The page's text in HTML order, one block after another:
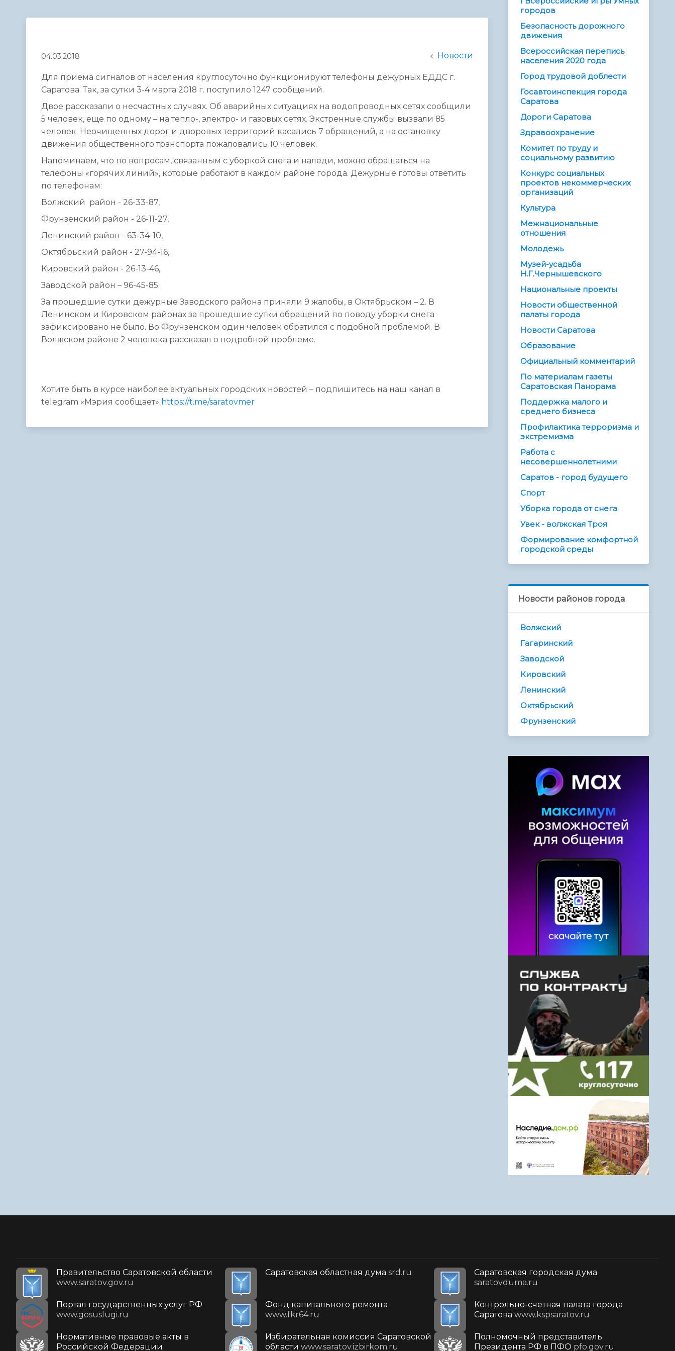
администрации
04.03.2018 Новости
Для приема сигналов от населения круглосуточно функционируют телефоны дежурных ЕДДС г.
Саратова. Так, за сутки 3-4 марта 2018 г. поступило 1247 сообщений.
Двое рассказали о несчастных случаях. Об аварийных ситуациях на водопроводных сетях сообщили
5 человек, еще по одному – на тепло-, электро- и газовых сетях. Экстренные службы вызвали 85
человек. Неочищенных дорог и дворовых территорий касались 7 обращений, а на остановку
движения общественного транспорта пожаловались 10 человек.
Напоминаем, что по вопросам, связанным с уборкой снега и наледи, можно обращаться на
телефоны «горячих линий», которые работают в каждом районе города. Дежурные готовы ответить
по телефонам:
Волжский район - 26-33-87,
Фрунзенский район - 26-11-27,
Ленинский район - 63-34-10,
Октябрьский район - 27-94-16,
Кировский район - 26-13-46,
Заводской район – 96-45-85.
За прошедшие сутки дежурные Заводского района приняли 9 жалобы, в Октябрьском – 2. В
Ленинском и Кировском районах за прошедшие сутки обращений по поводу уборки снега
зафиксировано не было. Во Фрунзенском один человек обратился с подобной проблемой. В
Волжском районе 2 человека рассказал о подробной проблеме.
Хотите быть в курсе наиболее актуальных городских новостей – подпишитесь на наш канал в
telegram «Мэрия сообщает» https://t.me/saratovmer
городов
Безопасность дорожного
движения
Всероссийская перепись
населения 2020 года
Город трудовой доблести
Госавтоинспекция города
Саратова
Дороги Саратова
Здравоохранение
Комитет по труду и
социальному развитию
Конкурс социальных
проектов некоммерческих
организаций
Культура
Межнациональные
отношения
Молодежь
Музей-усадьба
Н.Г.Чернышевского
Национальные проекты
Новости общественной
палаты города
Новости Саратова
Образование
Официальный комментарий
По материалам газеты
Саратовская Панорама
Поддержка малого и
среднего бизнеса
Профилактика терроризма и
экстремизма
Работа с
несовершеннолетними
Саратов - город будущего
Спорт
Уборка города от снега
Увек - волжская Троя
Формирование комфортной
городской среды
Новости районов города
Волжский
Гагаринский
Заводской
Кировский
Ленинский
Октябрьский
Фрунзенский
Правительство Саратовской области
www.saratov.gov.ru
Саратовская областная дума srd.ru
Саратовская городская дума
saratovduma.ru
Портал государственных услуг РФ
www.gosuslugi.ru
Фонд капитального ремонта
www.fkr64.ru
Контрольно-счетная палата города
Саратова www.kspsaratov.ru
Нормативные правовые акты в
Российской Федерации
Избирательная комиссия Саратовской
области www.saratov.izbirkom.ru
Полномочный представитель
Президента РФ в ПФО pfo.gov.ru